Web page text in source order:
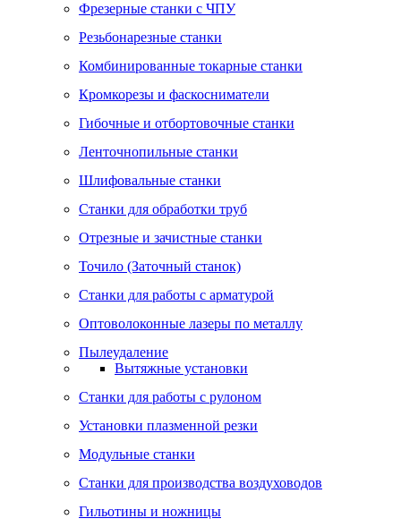
Фрезерные станки с ЧПУ
Резьбонарезные станки
Комбинированные токарные станки
Кромкорезы и фаскосниматели
Гибочные и отбортовочные станки
Ленточнопильные станки
Шлифовальные станки
Станки для обработки труб
Отрезные и зачистные станки
Точило (Заточный станок)
Станки для работы с арматурой
Оптоволоконные лазеры по металлу
Пылеудаление
Вытяжные установки
Станки для работы с рулоном
Установки плазменной резки
Модульные станки
Станки для производства воздуховодов
Гильотины и ножницы